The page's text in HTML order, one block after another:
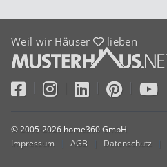
Weil wir Häuser lieben
© 2005-2026 home360 GmbH
Impressum
AGB Datenschutz